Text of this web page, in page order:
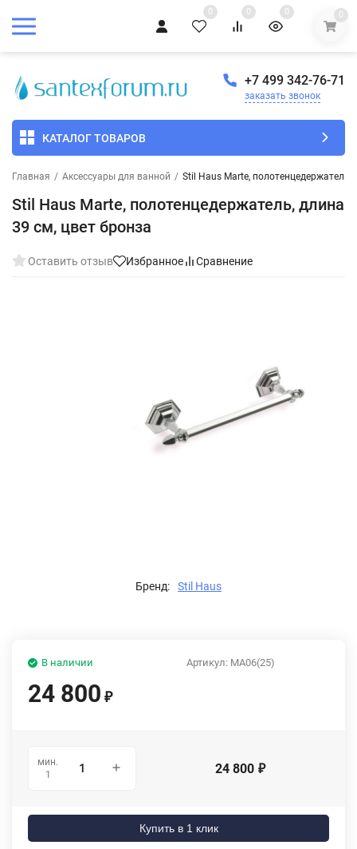
0 0 0 0
+7 499 342-76-71
заказать звонок
КАТАЛОГ ТОВАРОВ
Главная / Аксессуары для ванной / Stil Haus Marte, полотенцедержатель,
Stil Haus Marte, полотенцедержатель, длина
39 см, цвет бронза
Оставить отзыв Избранное Сравнение
Бренд: Stil Haus
Артикул: MA06(25)
В наличии
24 800 ₽
мин.
1
24 800 ₽
Купить в 1 клик